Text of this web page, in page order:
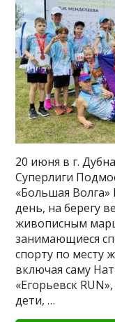
20 июня в г.
Суперлиги
«Большая Волга»
день, на берегу
живописным
занимающиеся
спорту по месту
включая саму
«Егорьевск
дети, …